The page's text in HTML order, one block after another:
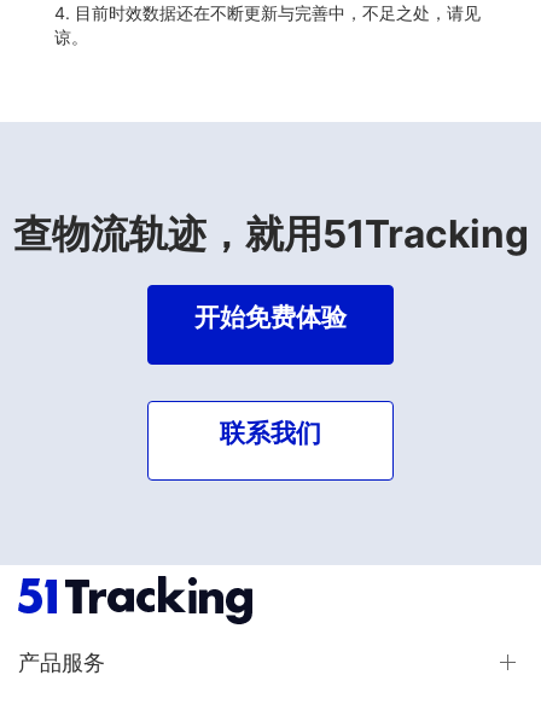
4. 目前时效数据还在不断更新与完善中，不足之处，请见
谅。
查物流轨迹，就用51Tracking
开始免费体验
联系我们
产品服务